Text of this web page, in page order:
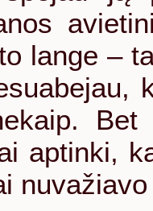
lange –
aptinki,